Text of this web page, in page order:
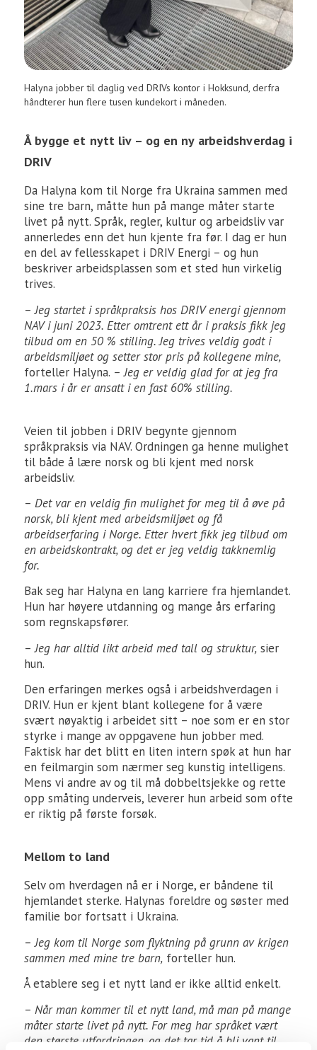
Halyna jobber til daglig ved DRIVs kontor i Hokksund, derfra
håndterer hun flere tusen kundekort i måneden.
Å bygge et nytt liv – og en ny arbeidshverdag i
DRIV
Da Halyna kom til Norge fra Ukraina sammen med
sine tre barn, måtte hun på mange måter starte
livet på nytt. Språk, regler, kultur og arbeidsliv var
annerledes enn det hun kjente fra før. I dag er hun
en del av fellesskapet i DRIV Energi – og hun
beskriver arbeidsplassen som et sted hun virkelig
trives.
–Jeg startet i språkpraksis hos DRIV energi gjennom
NAV i juni 2023. Etter omtrent ett år i praksis fikk jeg
tilbud om en 50 % stilling. Jeg trives veldig godt i
arbeidsmiljøet og setter stor pris på kollegene mine,
forteller Halyna. – Jeg er veldig glad for at jeg fra
1.mars i år er ansatt i en fast 60% stilling.
Veien til jobben i DRIV begynte gjennom
språkpraksis via NAV. Ordningen ga henne mulighet
til både å lære norsk og bli kjent med norsk
arbeidsliv.
– Det var en veldig fin mulighet for meg til å øve på
norsk, bli kjent med arbeidsmiljøet og få
arbeidserfaring i Norge. Etter hvert fikk jeg tilbud om
en arbeidskontrakt, og det er jeg veldig takknemlig
for.
Bak seg har Halyna en lang karriere fra hjemlandet.
Hun har høyere utdanning og mange års erfaring
som regnskapsfører.
–Jeg har alltid likt arbeid med tall og struktur,sier
hun.
Den erfaringen merkes også i arbeidshverdagen i
DRIV. Hun er kjent blant kollegene for å være
svært nøyaktig i arbeidet sitt – noe som er en stor
styrke i mange av oppgavene hun jobber med.
Faktisk har det blitt en liten intern spøk at hun har
en feilmargin som nærmer seg kunstig intelligens.
Mens vi andre av og til må dobbeltsjekke og rette
opp småting underveis, leverer hun arbeid som ofte
er riktig på første forsøk.
Mellom to land
Selv om hverdagen nå er i Norge, er båndene til
hjemlandet sterke. Halynas foreldre og søster med
familie bor fortsatt i Ukraina.
–Jeg kom til Norge som flyktning på grunn av krigen
sammen med mine tre barn,forteller hun.
Å etablere seg i et nytt land er ikke alltid enkelt.
– Når man kommer til et nytt land, må man på mange
måter starte livet på nytt. For meg har språket vært
den største utfordringen, og det tar tid å bli vant til